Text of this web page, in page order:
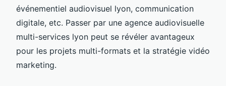
événementiel audiovisuel lyon, communication
digitale, etc. Passer par une agence audiovisuelle
multi-services lyon peut se révéler avantageux
pour les projets multi-formats et la stratégie vidéo
marketing.